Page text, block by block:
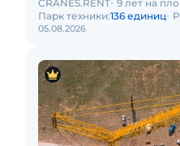
05.08.2026
CRANES.RENT 9 лет на
Парк техники:136 единиц